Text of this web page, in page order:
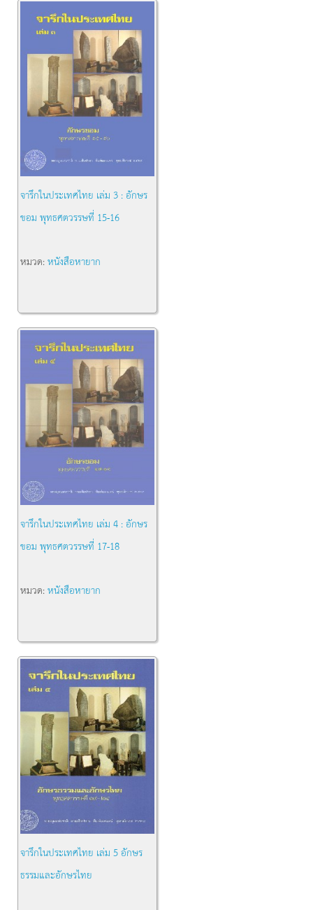
จารึกในประเทศไทย เล่ม 3 : อักษร
ขอม พุทธศตวรรษที่ 15-16
หมวด:หนังสือหายาก
จารึกในประเทศไทย เล่ม 4 : อักษร
ขอม พุทธศตวรรษที่ 17-18
หมวด:หนังสือหายาก
จารึกในประเทศไทย เล่ม 5 อักษร
ธรรมและอักษรไทย